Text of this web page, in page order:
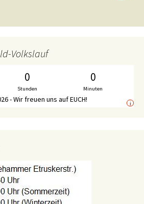
Volkslauf
0
Stunden
0
Minuten
- Wir freuen uns auf EUCH! i